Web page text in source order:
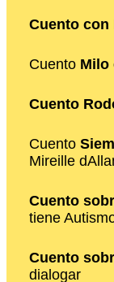
Cuento con
Cuento Milo
Cuento
Cuento
Mireille
Cuento
tiene
Cuento
dialogar